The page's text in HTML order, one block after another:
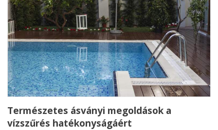
Természetes ásványi megoldások a
vízszűrés hatékonyságáért